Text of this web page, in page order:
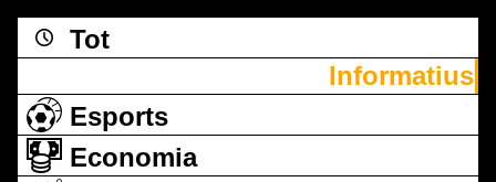
Tot
Informatius
Esports
Economia